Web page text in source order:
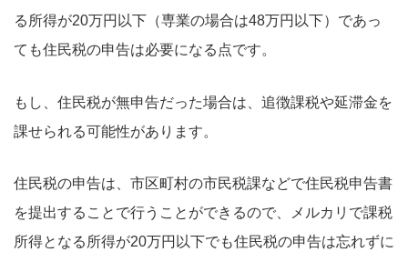
る所得が20万円以下（専業の場合は48万円以下）であっ
ても住民税の申告は必要になる点です。
もし、住民税が無申告だった場合は、追徴課税や延滞金を
課せられる可能性があります。
住民税の申告は、市区町村の市民税課などで住民税申告書
を提出することで行うことができるので、メルカリで課税
所得となる所得が20万円以下でも住民税の申告は忘れずに